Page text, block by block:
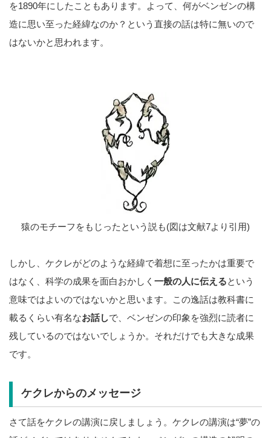
を1890年にしたこともあります。よって、何がベンゼンの構
造に思い至った経緯なのか？という直接の話は特に無いので
はないかと思われます。
猿のモチーフをもじったという説も(図は文献7より引用)
しかし、ケクレがどのような経緯で着想に至ったかは重要で
はなく、科学の成果を面白おかしく 一般の人に伝えるという
意味ではよいのではないかと思います。この逸話は教科書に
載るくらい有名なお話しで、ベンゼンの印象を強烈に読者に
残しているのではないでしょうか。それだけでも大きな成果
です。
ケクレからのメッセージ
さて話をケクレの講演に戻しましょう。ケクレの講演は“夢”の